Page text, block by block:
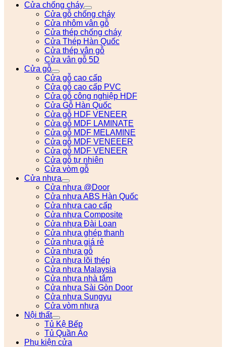
Cửa chống cháy
Cửa gỗ chống cháy
Cửa nhôm vân gỗ
Cửa thép chống cháy
Cửa Thép Hàn Quốc
Cửa thép vân gỗ
Cửa vân gỗ 5D
Cửa gỗ
Cửa gỗ cao cấp
Cửa gỗ cao cấp PVC
Cửa gỗ công nghiệp HDF
Cửa Gỗ Hàn Quốc
Cửa gỗ HDF VENEER
Cửa gỗ MDF LAMINATE
Cửa gỗ MDF MELAMINE
Cửa gỗ MDF VENEEER
Cửa gỗ MDF VENEER
Cửa gỗ tự nhiên
Cửa vòm gỗ
Cửa nhựa
Cửa nhựa @Door
Cửa nhựa ABS Hàn Quốc
Cửa nhựa cao cấp
Cửa nhựa Composite
Cửa nhựa Đài Loan
Cửa nhựa ghép thanh
Cửa nhựa giá rẻ
Cửa nhựa gỗ
Cửa nhựa lõi thép
Cửa nhựa Malaysia
Cửa nhựa nhà tắm
Cửa nhựa Sài Gòn Door
Cửa nhựa Sungyu
Cửa vòm nhựa
Nội thất
Tủ Kệ Bếp
Tủ Quần Áo
Phụ kiện cửa